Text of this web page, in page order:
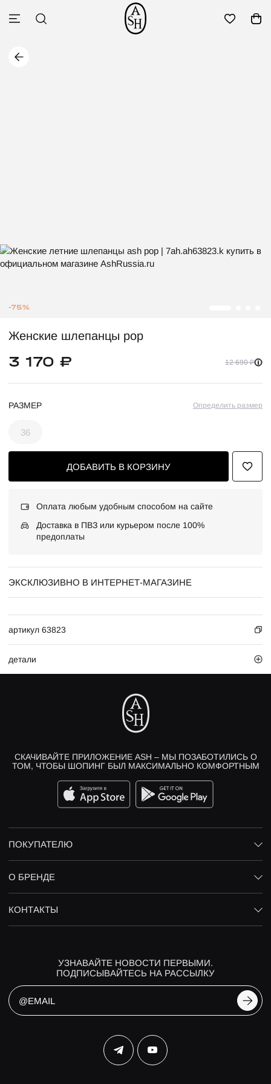
-75%
Женские шлепанцы pop
3 170 ₽ 12 690 ₽
РАЗМЕР Определить размер
36
ДОБАВИТЬ В КОРЗИНУ
Оплата любым удобным способом на сайте
Доставка в ПВЗ или курьером после 100%
предоплаты
ЭКСКЛЮЗИВНО В ИНТЕРНЕТ-МАГАЗИНЕ
артикул 63823
детали
СКАЧИВАЙТЕ ПРИЛОЖЕНИЕ ASH – МЫ ПОЗАБОТИЛИСЬ О
ТОМ, ЧТОБЫ ШОПИНГ БЫЛ МАКСИМАЛЬНО КОМФОРТНЫМ
ПОКУПАТЕЛЮ
О БРЕНДЕ
КОНТАКТЫ
УЗНАВАЙТЕ НОВОСТИ ПЕРВЫМИ.
ПОДПИСЫВАЙТЕСЬ НА РАССЫЛКУ